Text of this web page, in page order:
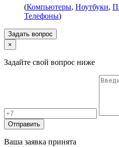
(Компьютеры, Ноутбуки,
Телефоны)
Задать вопрос
×
Задайте свой вопрос ниже
Отправить
Ваша заявка принята